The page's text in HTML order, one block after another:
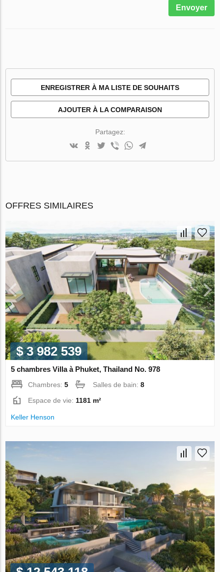
Envoyer
ENREGISTRER À MA LISTE DE SOUHAITS
AJOUTER À LA COMPARAISON
Partagez:
OFFRES SIMILAIRES
$ 3 982 539
5 chambres Villa à Phuket, Thailand No. 978
Chambres:5 Salles de bain:8
Espace de vie:1181 m²
Keller Henson